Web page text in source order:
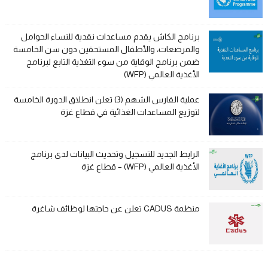
برنامج الكاش يقدم مساعدات نقدية للنساء الحوامل
والمرضعات، والأطفال المستحقين دون سن الخامسة
ضمن برنامج الوقاية من سوء التغذية التابع لبرنامج
الأغذية العالمي (WFP)
عملية الفارس الشهم (3) تعلن انطلاق الدورة الخامسة
لتوزيع المساعدات الغذائية في قطاع غزة
الرابط الجديد للتسجيل وتحديث البيانات لدى برنامج
الأغذية العالمي (WFP) – قطاع غزة
منظمة CADUS تعلن عن حاجتها لوظائف شاغرة